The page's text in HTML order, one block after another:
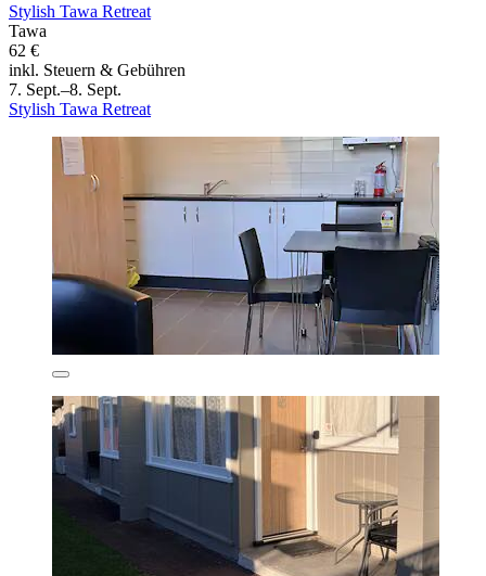
Stylish Tawa Retreat
Tawa
62 €
inkl. Steuern & Gebühren
7. Sept.–8. Sept.
Stylish Tawa Retreat